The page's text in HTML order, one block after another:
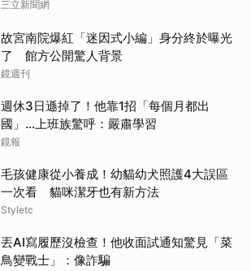
三立新聞網
故宮南院爆紅「迷因式小編」身分終於曝光
了 館方公開驚人背景
鏡週刊
週休3日遜掉了！他靠1招「每個月都出
國」...上班族驚呼：嚴肅學習
鏡報
毛孩健康從小養成！幼貓幼犬照護4大誤區
一次看 貓咪潔牙也有新方法
Styletc
丟AI寫履歷沒檢查！他收面試通知驚見「菜
鳥變戰士」：像詐騙